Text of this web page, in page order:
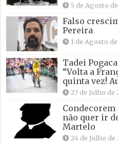
5 de Agosto
Falso
Pereira
1 de Agosto
Tadei
“Volta a
quinta vez!
27 de Julho de
não quer ir
Martelo
24 de Julho de